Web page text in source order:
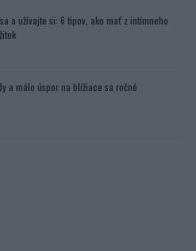
a užívajte si: 6 tipov, ako mať z intímneho
a málo úspor na blížiace sa ročné